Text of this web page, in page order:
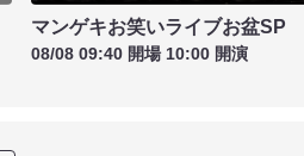
マンゲキお笑いライブお盆SP
08/08 09:40 開場 10:00 開演